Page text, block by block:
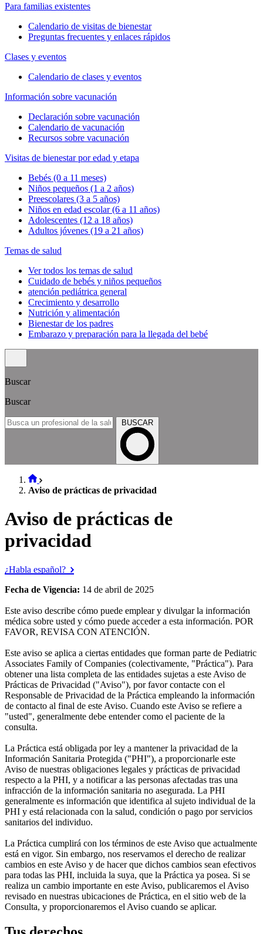
Para familias existentes
Calendario de visitas de bienestar
Preguntas frecuentes y enlaces rápidos
Clases y eventos
Calendario de clases y eventos
Información sobre vacunación
Declaración sobre vacunación
Calendario de vacunación
Recursos sobre vacunación
Visitas de bienestar por edad y etapa
Bebés (0 a 11 meses)
Niños pequeños (1 a 2 años)
Preescolares (3 a 5 años)
Niños en edad escolar (6 a 11 años)
Adolescentes (12 a 18 años)
Adultos jóvenes (19 a 21 años)
Temas de salud
Ver todos los temas de salud
Cuidado de bebés y niños pequeños
atención pediátrica general
Crecimiento y desarrollo
Nutrición y alimentación
Bienestar de los padres
Embarazo y preparación para la llegada del bebé
Buscar
Buscar
BUSCAR
Aviso de prácticas de privacidad
Aviso de prácticas de
privacidad
¿Habla español?
Fecha de Vigencia: 14 de abril de 2025
Este aviso describe cómo puede emplear y divulgar la información
médica sobre usted y cómo puede acceder a esta información. POR
FAVOR, REVISA CON ATENCIÓN.
Este aviso se aplica a ciertas entidades que forman parte de Pediatric
Associates Family of Companies (colectivamente, "Práctica"). Para
obtener una lista completa de las entidades sujetas a este Aviso de
Prácticas de Privacidad ("Aviso"), por favor contacte con el
Responsable de Privacidad de la Práctica empleando la información
de contacto al final de este Aviso. Cuando este Aviso se refiere a
"usted", generalmente debe entender como el paciente de la
consulta.
La Práctica está obligada por ley a mantener la privacidad de la
Información Sanitaria Protegida ("PHI"), a proporcionarle este
Aviso de nuestras obligaciones legales y prácticas de privacidad
respecto a la PHI, y a notificar a las personas afectadas tras una
infracción de la información sanitaria no asegurada. La PHI
generalmente es información que identifica al sujeto individual de la
PHI y está relacionada con la salud, condición o pago por servicios
sanitarios del individuo.
La Práctica cumplirá con los términos de este Aviso que actualmente
está en vigor. Sin embargo, nos reservamos el derecho de realizar
cambios en este Aviso y de hacer que dichos cambios sean efectivos
para todas las PHI, incluida la suya, que la Práctica ya posea. Si se
realiza un cambio importante en este Aviso, publicaremos el Aviso
revisado en nuestras ubicaciones de Práctica, en el sitio web de la
Consulta, y proporcionaremos el Aviso cuando se aplicar.